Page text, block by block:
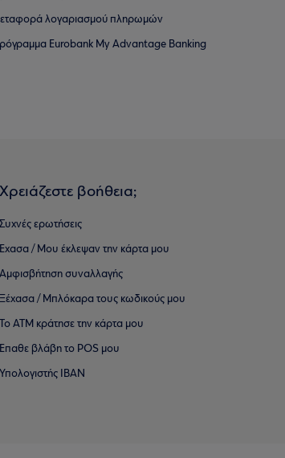
λογαριασμού πληρωμών
Eurobank My Advantage Banking
Χρειάζεστε βοήθεια;
Συχνές ερωτήσεις
/ Μου έκλεψαν την κάρτα μου
Αμφισβήτηση συναλλαγής
Ξέχασα / Μπλόκαρα τους κωδικούς μου
Το ΑΤΜ κράτησε την κάρτα μου
βλάβη το POS μου
Υπολογιστής IBAN